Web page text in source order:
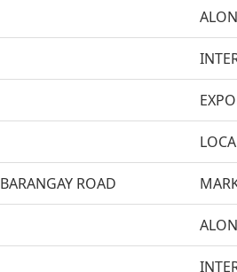
BARANGAY ROAD